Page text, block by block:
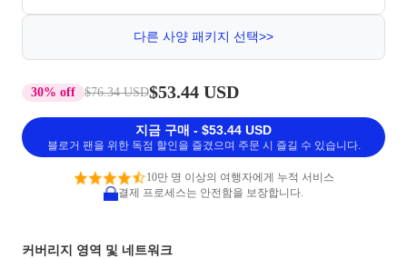
다른 사양 패키지 선택>>
30% off $76.34 USD$53.44 USD
지금 구매 - $53.44 USD
블로거 팬을 위한 독점 할인을 즐겼으며 주문 시 즐길 수 있습니다.
10만 명 이상의 여행자에게 누적 서비스
결제 프로세스는 안전함을 보장합니다.
커버리지 영역 및 네트워크